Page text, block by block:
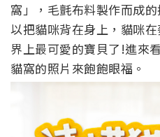
窩」，毛氈布料製作而成
以把貓咪背在身上，貓咪
界上最可愛的寶貝了!進來
貓窩的照片來飽飽眼福。